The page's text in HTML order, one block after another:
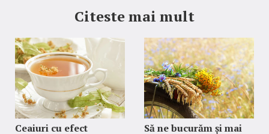
Citeste mai mult
Ceaiuri cu efect
Să ne bucurăm și mai